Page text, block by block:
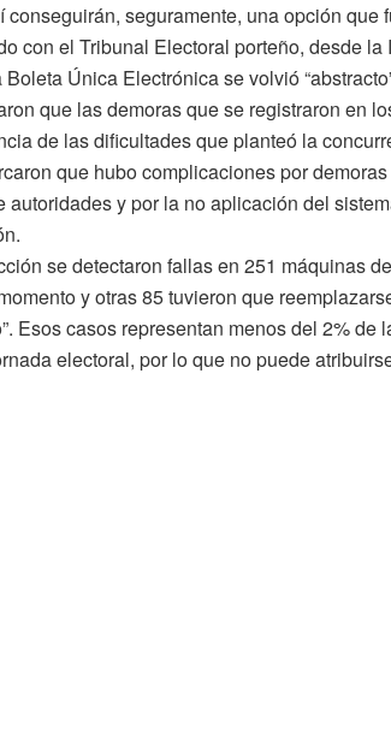
seguramente, una opción que
con el Tribunal Electoral porteño, desde la
Única Electrónica se volvió
que las demoras que se registraron en
de las dificultades que planteó la
que hubo complicaciones por
y por la no aplicación del
se detectaron fallas en 251 máquinas
y otras 85 tuvieron que
Esos casos representan menos del 2% de
electoral, por lo que no puede